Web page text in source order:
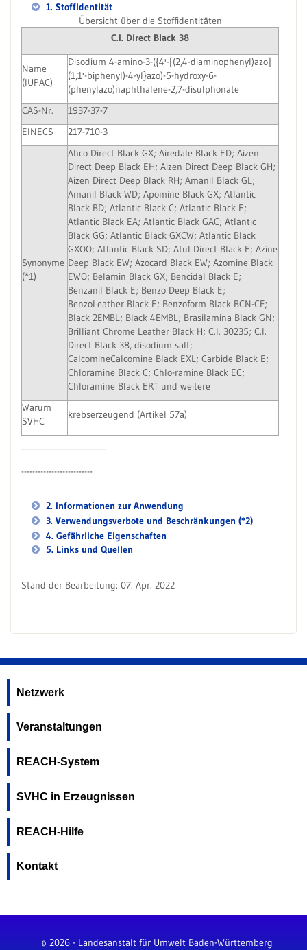
1. Stoffidentität
Übersicht über die Stoffidentitäten
C.I. Direct Black 38
Name
(IUPAC)
Disodium 4-amino-3-({4'-[(2,4-diaminophenyl)azo]
(1,1'-biphenyl)-4-yl}azo)-5-hydroxy-6-
(phenylazo)naphthalene-2,7-disulphonate
CAS-Nr.
1937-37-7
EINECS
217-710-3
Synonyme
(*1)
Ahco Direct Black GX; Airedale Black ED; Aizen
Direct Deep Black EH; Aizen Direct Deep Black GH;
Aizen Direct Deep Black RH; Amanil Black GL;
Amanil Black WD; Apomine Black GX; Atlantic
Black BD; Atlantic Black C; Atlantic Black E;
Atlantic Black EA; Atlantic Black GAC; Atlantic
Black GG; Atlantic Black GXCW; Atlantic Black
GXOO; Atlantic Black SD; Atul Direct Black E; Azine
Deep Black EW; Azocard Black EW; Azomine Black
EWO; Belamin Black GX; Bencidal Black E;
Benzanil Black E; Benzo Deep Black E;
BenzoLeather Black E; Benzoform Black BCN-CF;
Black 2EMBL; Black 4EMBL; Brasilamina Black GN;
Brilliant Chrome Leather Black H; C.I. 30235; C.I.
Direct Black 38, disodium salt;
CalcomineCalcomine Black EXL; Carbide Black E;
Chloramine Black C; Chlo-ramine Black EC;
Chloramine Black ERT und weitere
Warum
SVHC
krebserzeugend (Artikel 57a)
--------------------------
2. Informationen zur Anwendung
3. Verwendungsverbote und Beschränkungen (*2)
4. Gefährliche Eigenschaften
5. Links und Quellen
Stand der Bearbeitung: 07. Apr. 2022
Netzwerk
Veranstaltungen
REACH-System
SVHC in Erzeugnissen
REACH-Hilfe
Kontakt
© 2026 - Landesanstalt für Umwelt Baden-Württemberg